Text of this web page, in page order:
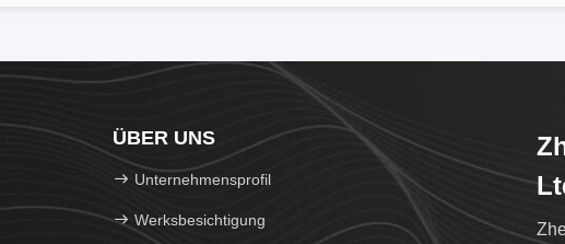
ÜBER UNS
Unternehmensprofil
Werksbesichtigung